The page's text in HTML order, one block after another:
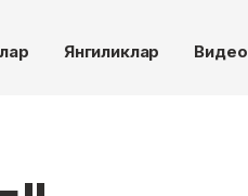
Янгиликлар Видео